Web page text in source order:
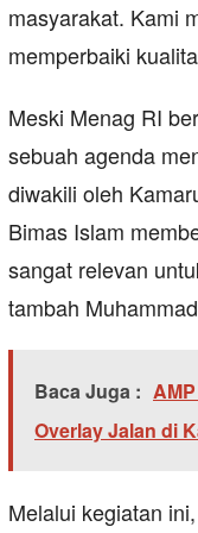
masyarakat. Kami
memperbaiki
Meski Menag RI
sebuah agenda
diwakili oleh
Bimas Islam
sangat relevan
tambah
Baca Juga :
Overlay Jalan di
Melalui kegiatan